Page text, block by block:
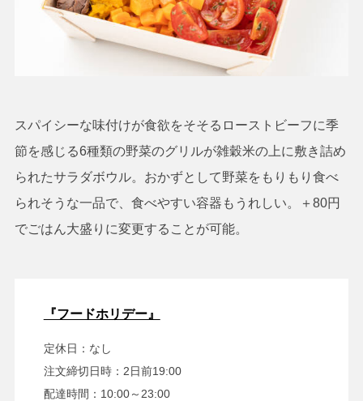
スパイシーな味付けが食欲をそそるローストビーフに季
節を感じる6種類の野菜のグリルが雑穀米の上に敷き詰め
られたサラダボウル。おかずとして野菜をもりもり食べ
られそうな一品で、食べやすい容器もうれしい。＋80円
でごはん大盛りに変更することが可能。
『フードホリデー』
定休日：なし
注文締切日時：2日前19:00
配達時間：10:00～23:00